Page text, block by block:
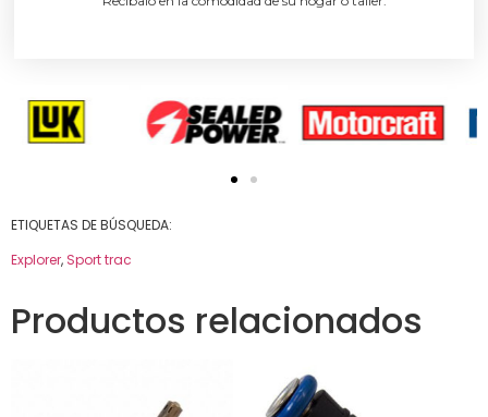
ETIQUETAS DE BÚSQUEDA:
Explorer, Sport trac
Productos relacionados